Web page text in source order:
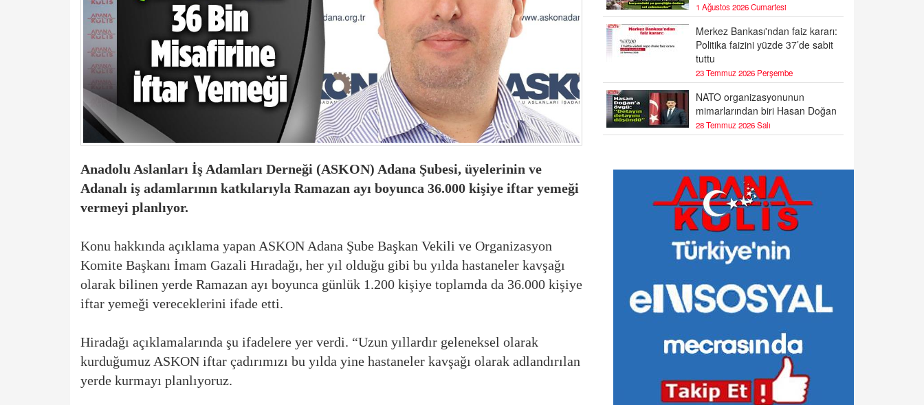
Anadolu Aslanları İş Adamları Derneği (ASKON) Adana Şubesi, üyelerinin ve
Adanalı iş adamlarının katkılarıyla Ramazan ayı boyunca 36.000 kişiye iftar yemeği
vermeyi planlıyor.
Konu hakkında açıklama yapan ASKON Adana Şube Başkan Vekili ve Organizasyon
Komite Başkanı İmam Gazali Hıradağı, her yıl olduğu gibi bu yılda hastaneler kavşağı
olarak bilinen yerde Ramazan ayı boyunca günlük 1.200 kişiye toplamda da 36.000 kişiye
iftar yemeği vereceklerini ifade etti.
Hiradağı açıklamalarında şu ifadelere yer verdi. “Uzun yıllardır geleneksel olarak
kurduğumuz ASKON iftar çadırımızı bu yılda yine hastaneler kavşağı olarak adlandırılan
yerde kurmayı planlıyoruz.
1 Ağustos 2026 Cumartesi
Merkez Bankası'ndan faiz kararı:
Politika faizini yüzde 37’de sabit
tuttu
23 Temmuz 2026 Perşembe
NATO organizasyonunun
mimarlarından biri Hasan Doğan
28 Temmuz 2026 Salı